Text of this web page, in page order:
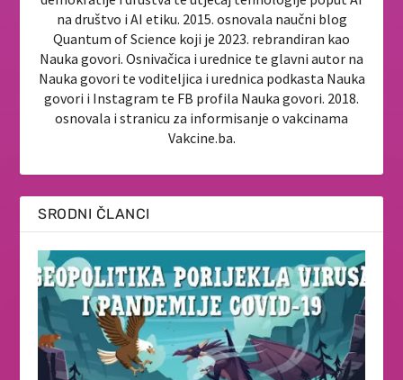
na društvo i AI etiku. 2015. osnovala naučni blog
Quantum of Science koji je 2023. rebrandiran kao
Nauka govori. Osnivačica i urednice te glavni autor na
Nauka govori te voditeljica i urednica podkasta Nauka
govori i Instagram te FB profila Nauka govori. 2018.
osnovala i stranicu za informisanje o vakcinama
Vakcine.ba.
SRODNI ČLANCI